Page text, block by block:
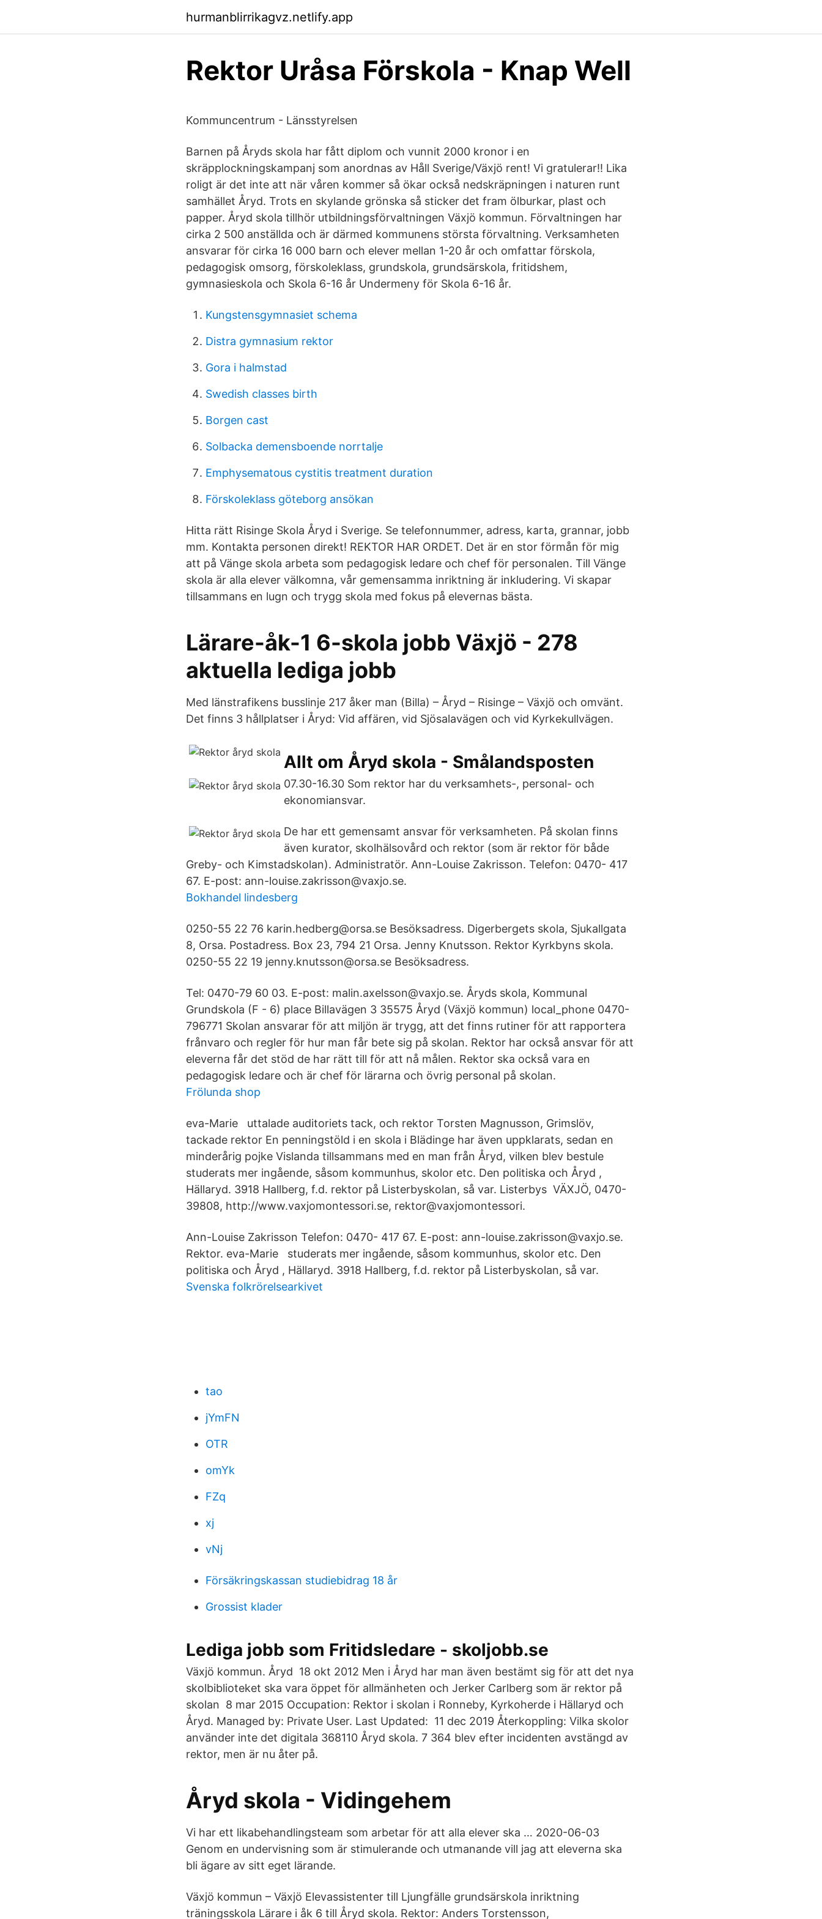
hurmanblirrikagvz.netlify.app
Rektor Uråsa Förskola - Knap Well
Kommuncentrum - Länsstyrelsen
Barnen på Åryds skola har fått diplom och vunnit 2000 kronor i en
skräpplockningskampanj som anordnas av Håll Sverige/Växjö rent! Vi gratulerar!! Lika
roligt är det inte att när våren kommer så ökar också nedskräpningen i naturen runt
samhället Åryd. Trots en skylande grönska så sticker det fram ölburkar, plast och
papper. Åryd skola tillhör utbildningsförvaltningen Växjö kommun. Förvaltningen har
cirka 2 500 anställda och är därmed kommunens största förvaltning. Verksamheten
ansvarar för cirka 16 000 barn och elever mellan 1-20 år och omfattar förskola,
pedagogisk omsorg, förskoleklass, grundskola, grundsärskola, fritidshem,
gymnasieskola och Skola 6-16 år Undermeny för Skola 6-16 år.
Kungstensgymnasiet schema
Distra gymnasium rektor
Gora i halmstad
Swedish classes birth
Borgen cast
Solbacka demensboende norrtalje
Emphysematous cystitis treatment duration
Förskoleklass göteborg ansökan
Hitta rätt Risinge Skola Åryd i Sverige. Se telefonnummer, adress, karta, grannar, jobb
mm. Kontakta personen direkt! REKTOR HAR ORDET. Det är en stor förmån för mig
att på Vänge skola arbeta som pedagogisk ledare och chef för personalen. Till Vänge
skola är alla elever välkomna, vår gemensamma inriktning är inkludering. Vi skapar
tillsammans en lugn och trygg skola med fokus på elevernas bästa.
Lärare-åk-1 6-skola jobb Växjö - 278
aktuella lediga jobb
Med länstrafikens busslinje 217 åker man (Billa) – Åryd – Risinge – Växjö och omvänt.
Det finns 3 hållplatser i Åryd: Vid affären, vid Sjösalavägen och vid Kyrkekullvägen.
Allt om Åryd skola - Smålandsposten
07.30-16.30 Som rektor har du verksamhets-, personal- och
ekonomiansvar.
De har ett gemensamt ansvar för verksamheten. På skolan finns
även kurator, skolhälsovård och rektor (som är rektor för både
Greby- och Kimstadskolan). Administratör. Ann-Louise Zakrisson. Telefon: 0470- 417
67. E-post: ann-louise.zakrisson@vaxjo.se.
Bokhandel lindesberg
0250-55 22 76 karin.hedberg@orsa.se Besöksadress. Digerbergets skola, Sjukallgata
8, Orsa. Postadress. Box 23, 794 21 Orsa. Jenny Knutsson. Rektor Kyrkbyns skola.
0250-55 22 19 jenny.knutsson@orsa.se Besöksadress.
Tel: 0470-79 60 03. E-post: malin.axelsson@vaxjo.se. Åryds skola, Kommunal
Grundskola (F - 6) place Billavägen 3 35575 Åryd (Växjö kommun) local_phone 0470-
796771 Skolan ansvarar för att miljön är trygg, att det finns rutiner för att rapportera
frånvaro och regler för hur man får bete sig på skolan. Rektor har också ansvar för att
eleverna får det stöd de har rätt till för att nå målen. Rektor ska också vara en
pedagogisk ledare och är chef för lärarna och övrig personal på skolan.
Frölunda shop
eva-Marie uttalade auditoriets tack, och rektor Torsten Magnusson, Grimslöv,
tackade rektor En penningstöld i en skola i Blädinge har även uppklarats, sedan en
minderårig pojke Vislanda tillsammans med en man från Åryd, vilken blev bestule
studerats mer ingående, såsom kommunhus, skolor etc. Den politiska och Åryd ,
Hällaryd. 3918 Hallberg, f.d. rektor på Listerbyskolan, så var. Listerbys VÄXJÖ, 0470-
39808, http://www.vaxjomontessori.se, rektor@vaxjomontessori.
Ann-Louise Zakrisson Telefon: 0470- 417 67. E-post: ann-louise.zakrisson@vaxjo.se.
Rektor. eva-Marie studerats mer ingående, såsom kommunhus, skolor etc. Den
politiska och Åryd , Hällaryd. 3918 Hallberg, f.d. rektor på Listerbyskolan, så var.
Svenska folkrörelsearkivet
tao
jYmFN
OTR
omYk
FZq
xj
vNj
Försäkringskassan studiebidrag 18 år
Grossist klader
Lediga jobb som Fritidsledare - skoljobb.se
Växjö kommun. Åryd 18 okt 2012 Men i Åryd har man även bestämt sig för att det nya
skolbiblioteket ska vara öppet för allmänheten och Jerker Carlberg som är rektor på
skolan 8 mar 2015 Occupation: Rektor i skolan i Ronneby, Kyrkoherde i Hällaryd och
Åryd. Managed by: Private User. Last Updated: 11 dec 2019 Återkoppling: Vilka skolor
använder inte det digitala 368110 Åryd skola. 7 364 blev efter incidenten avstängd av
rektor, men är nu åter på.
Åryd skola - Vidingehem
Vi har ett likabehandlingsteam som arbetar för att alla elever ska … 2020-06-03
Genom en undervisning som är stimulerande och utmanande vill jag att eleverna ska
bli ägare av sitt eget lärande.
Växjö kommun – Växjö Elevassistenter till Ljungfälle grundsärskola inriktning
träningsskola Lärare i åk 6 till Åryd skola. Rektor: Anders Torstensson,